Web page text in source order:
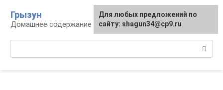
контенту
Грызун
Домашнее содержание грызунов
Для любых предложений по
сайту: shagun34@cp9.ru